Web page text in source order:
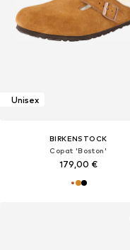
Unisex
BIRKENSTOCK
Copat 'Boston'
179,00 €